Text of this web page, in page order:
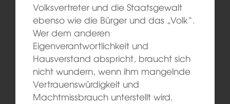
Volksvertreter und die Staatsgewalt
ebenso wie die Bürger und das „Volk“.
Wer dem anderen
Eigenverantwortlichkeit und
Hausverstand abspricht, braucht sich
nicht wundern, wenn ihm mangelnde
Vertrauenswürdigkeit und
Machtmissbrauch unterstellt wird.